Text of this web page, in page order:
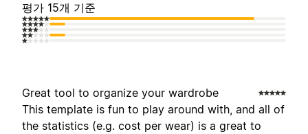
평가 15개 기준
Great tool to organize your wardrobe
This template is fun to play around with, and all of
the statistics (e.g. cost per wear) is a great to